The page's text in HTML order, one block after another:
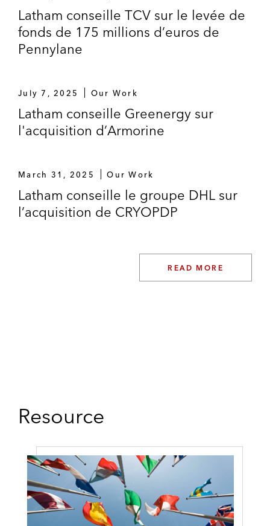
Latham conseille TCV sur le levée de
fonds de 175 millions d’euros de
Pennylane
July 7, 2025 Our Work
Latham conseille Greenergy sur
l'acquisition d’Armorine
March 31, 2025 Our Work
Latham conseille le groupe DHL sur
l’acquisition de CRYOPDP
READ MORE
Resource